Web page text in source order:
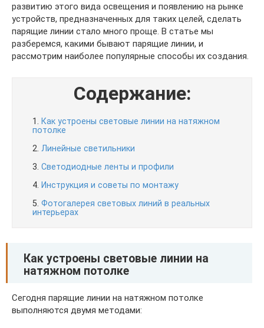
развитию этого вида освещения и появлению на рынке
устройств, предназначенных для таких целей, сделать
парящие линии стало много проще. В статье мы
разберемся, какими бывают парящие линии, и
рассмотрим наиболее популярные способы их создания.
Содержание:
1.
Как устроены световые линии на натяжном
потолке
2. Линейные светильники
3. Светодиодные ленты и профили
4. Инструкция и советы по монтажу
5. Фотогалерея световых линий в реальных
интерьерах
Как устроены световые линии на
натяжном потолке
Сегодня парящие линии на натяжном потолке
выполняются двумя методами: